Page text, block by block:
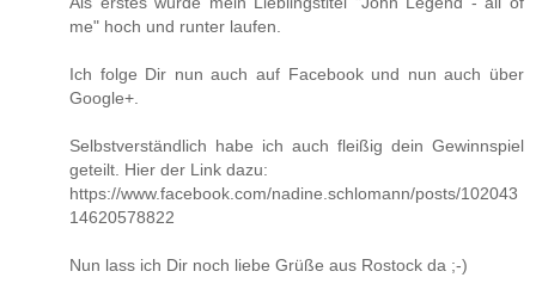
me" hoch und runter laufen.
Ich folge Dir nun auch auf Facebook und nun auch über
Google+.
Selbstverständlich habe ich auch fleißig dein Gewinnspiel
geteilt. Hier der Link dazu:
https://www.facebook.com/nadine.schlomann/posts/102043
14620578822
Nun lass ich Dir noch liebe Grüße aus Rostock da ;-)